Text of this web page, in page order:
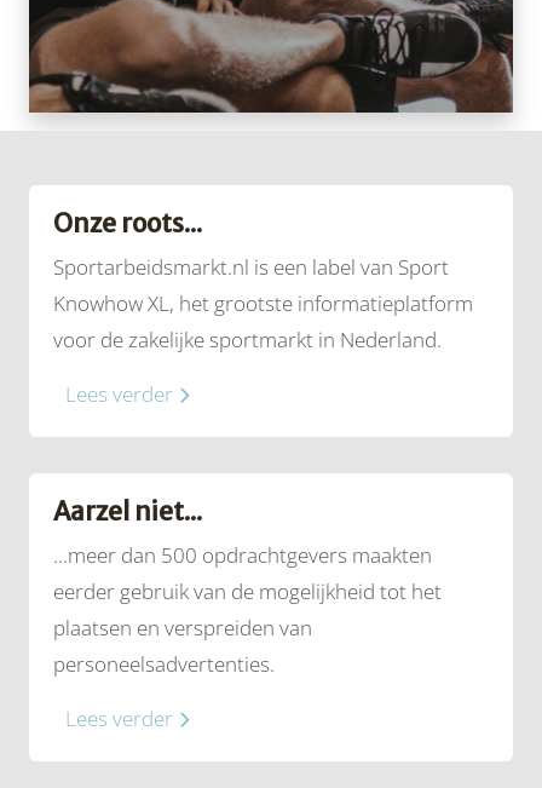
Onze roots...
Sportarbeidsmarkt.nl is een label van Sport
Knowhow XL, het grootste informatieplatform
voor de zakelijke sportmarkt in Nederland.
Lees verder
Aarzel niet...
...meer dan 500 opdrachtgevers maakten
eerder gebruik van de mogelijkheid tot het
plaatsen en verspreiden van
personeelsadvertenties.
Lees verder